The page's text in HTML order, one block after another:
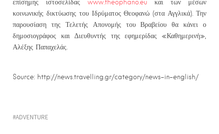
επίσημης ιστοσελίδας www.theophano.eu και των μέσων
κοινωνικής δικτύωσης του Ιδρύματος Θεοφανώ (στα Αγγλικά). Την
παρουσίαση της Τελετής Απονομής του Βραβείου θα κάνει ο
δημοσιογράφος και Διευθυντής της εφημερίδας «Καθημερινή»,
Αλέξης Παπαχελάς.
Source: http://news.travelling.gr/category/news-in-english/
ADVENTURE